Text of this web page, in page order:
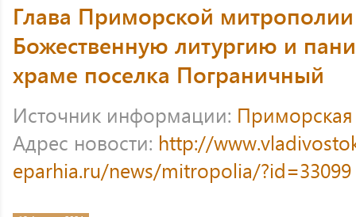
Глава Приморской
Божественную литургию и
храме поселка Пограничный
Источник информации:
Адрес новости: http://
eparhia.ru/news/mitropolia/?id=33099